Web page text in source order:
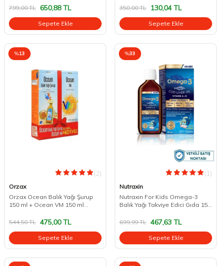
799,00TL 650,88TL
Sepete Ekle
350,00TL 130,04 TL
Sepete Ekle
%13
(2)
Orzax
Orzax Ocean Balık Yağı Şurup
150 ml + Ocean VM 150 ml
544,50TL 475,00TL
Sepete Ekle
%33
(1)
Nutraxin
Nutraxin For Kids Omega-3
Balık Yağı Takviye Edici Gıda 150
699,99TL 467,63 TL
Sepete Ekle